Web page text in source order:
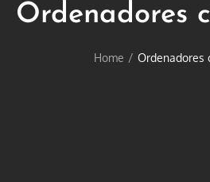
Ordenadores
Home Ordenadores